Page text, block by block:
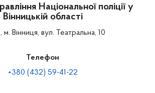
Національної поліції у
Вінницькій області
м. Вінниця, вул. Театральна, 10
Телефон
+380 (432) 59-41-22